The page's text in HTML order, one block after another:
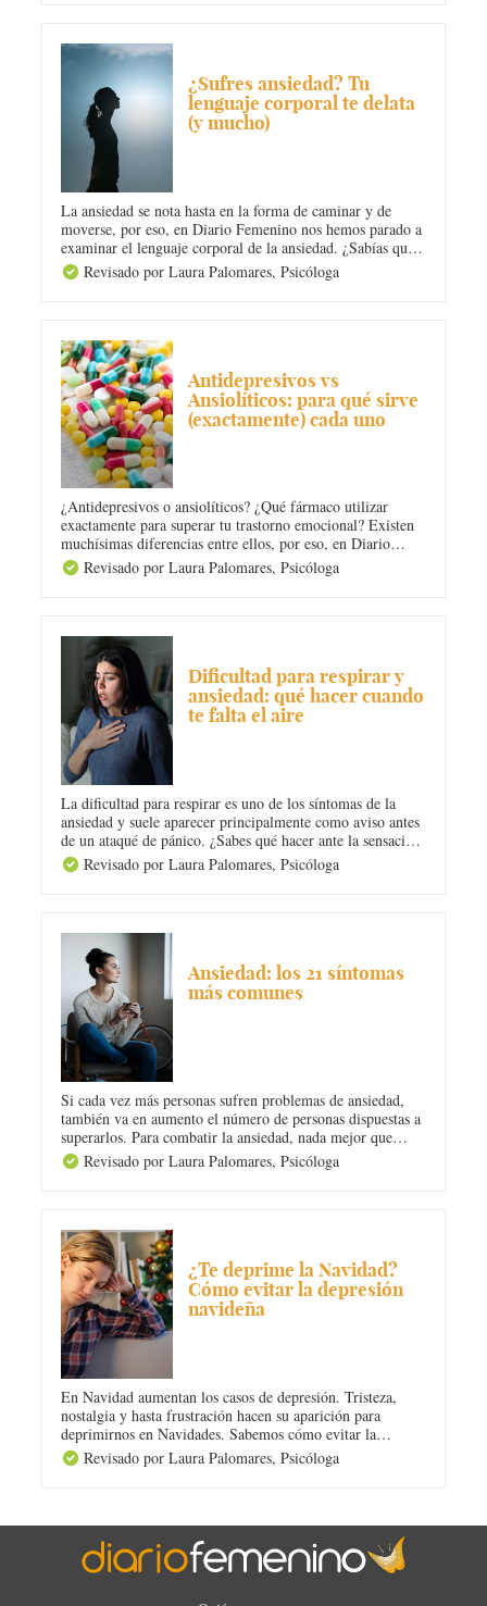
¿Sufres ansiedad? Tu
lenguaje corporal te delata
(y mucho)
La ansiedad se nota hasta en la forma de caminar y de
moverse, por eso, en Diario Femenino nos hemos parado a
examinar el lenguaje corporal de la ansiedad. ¿Sabías que
tus gestos te delatan? Descubre ahora mismo qué signos de
tu cuerpo revelan un estado ansioso y no dejes que la
Revisado por Laura Palomares,Psicóloga
Antidepresivos vs
Ansiolíticos: para qué sirve
(exactamente) cada uno
¿Antidepresivos o ansiolíticos? ¿Qué fármaco utilizar
exactamente para superar tu trastorno emocional? Existen
muchísimas diferencias entre ellos, por eso, en Diario
Femenino queremos contarte para qué sirve cada uno,
además de advertirte de sus riesgos y contraindicaciones.
Revisado por Laura Palomares,Psicóloga
Dificultad para respirar y
ansiedad: qué hacer cuando
te falta el aire
La dificultad para respirar es uno de los síntomas de la
ansiedad y suele aparecer principalmente como aviso antes
de un ataqué de pánico. ¿Sabes qué hacer ante la sensación
de falta de aire? ¡En Diario Femenino te ayudamos con
algunos trucos y pautas! Toma nota.
Revisado por Laura Palomares,Psicóloga
Ansiedad: los 21 síntomas
más comunes
Si cada vez más personas sufren problemas de ansiedad,
también va en aumento el número de personas dispuestas a
superarlos. Para combatir la ansiedad, nada mejor que
conocer sus síntomas. Vómitos, mareos, náuseas,
palpitaciones son algunos de ellos, pero hay más.
Revisado por Laura Palomares,Psicóloga
¿Te deprime la Navidad?
Cómo evitar la depresión
navideña
En Navidad aumentan los casos de depresión. Tristeza,
nostalgia y hasta frustración hacen su aparición para
deprimirnos en Navidades. Sabemos cómo evitar la
depresión navideña. ¡Atenta a nuestros consejos! Toma
nota de ellos, y te aseguramos que tu tristeza navideña
Revisado por Laura Palomares,Psicóloga